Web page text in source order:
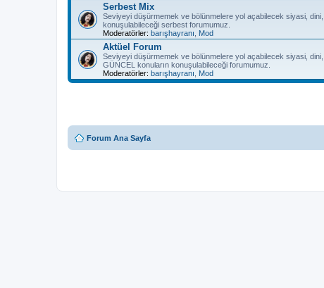
Serbest Mix
Seviyeyi düşürmemek ve bölünmelere yol açabilecek siyasi,
konuşulabileceği serbest forumumuz.
Moderatörler: barışhayranı Mod
Aktüel Forum
Seviyeyi düşürmemek ve bölünmelere yol açabilecek siyasi,
GÜNCEL konuların konuşulabileceği forumumuz.
Moderatörler: barışhayranı Mod
Forum Ana Sayfa